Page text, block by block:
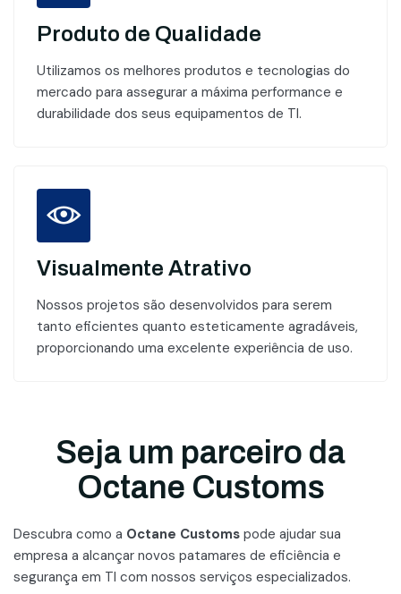
Produto de Qualidade
Utilizamos os melhores produtos e tecnologias do
mercado para assegurar a máxima performance e
durabilidade dos seus equipamentos de TI.
Visualmente Atrativo
Nossos projetos são desenvolvidos para serem
tanto eficientes quanto esteticamente agradáveis,
proporcionando uma excelente experiência de uso.
Seja um parceiro da
Octane Customs
Descubra como a Octane Customs pode ajudar sua
empresa a alcançar novos patamares de eficiência e
segurança em TI com nossos serviços especializados.